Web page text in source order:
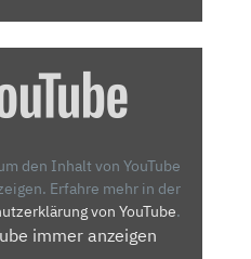
den Inhalt von YouTube
Erfahre mehr in der
von YouTube.
immer anzeigen